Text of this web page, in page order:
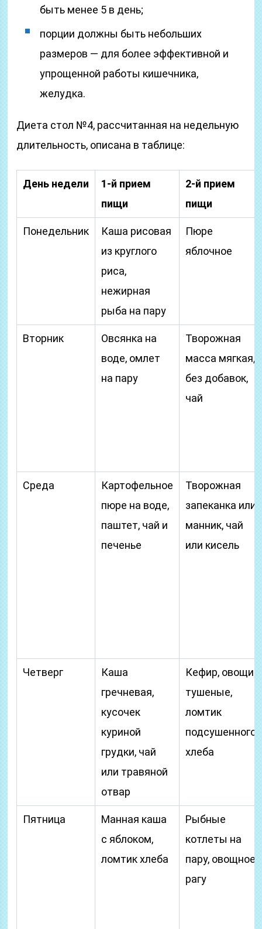
быть менее 5 в день;
порции должны быть небольших
размеров — для более эффективной и
упрощенной работы кишечника,
желудка.
Диета стол №4, рассчитанная на недельную
длительность, описана в таблице:
День недели
1-й прием
пищи
2-й прием
пищи
Понедельник
Каша рисовая
из круглого
риса,
нежирная
рыба на пару
Пюре
яблочное
Вторник
Овсянка на
воде, омлет
на пару
Творожная
масса мягкая,
без добавок,
чай
Среда
Картофельное
пюре на воде,
паштет, чай и
печенье
Творожная
запеканка или
манник, чай
или кисель
Четверг
Каша
гречневая,
кусочек
куриной
грудки, чай
или травяной
отвар
Кефир, овощи
тушеные,
ломтик
подсушенного
хлеба
Пятница
Манная каша
с яблоком,
ломтик хлеба
Рыбные
котлеты на
пару, овощное
рагу